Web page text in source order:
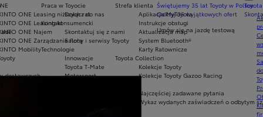
Świętujemy 35 lat Toyoty w Polsce
Odkryj 35 wyjątkowych ofert
Umów się na jazdę testową
Praca w Toyocie
Dołącz do nas
Kontakt
Skontaktuj się z nami
Salony i serwisy Toyoty
Technologie
Innowacje
Toyota T-Mate
Motorsport
ONE Leasing niższych rat
ONE Leasing konsumencki
ONE Najem
ONE Zarządzanie flotą
Mobility
dostawczych
Strefa klienta
Aplikacja MyToyota
Instrukcje obsługi
Aktualizacja map
System Bluetooth®
Karty Ratownicze
Toyota Collection
Kolekcje Toyoty
Kolekcje Toyoty Gazoo Racing
Najczęściej zadawane pytania
Wykaz wydanych zaświadczeń o odbytym